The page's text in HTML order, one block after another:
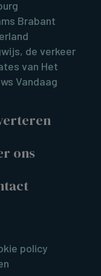
Brabant
de verkeer
van Het
Vandaag
ons
policy